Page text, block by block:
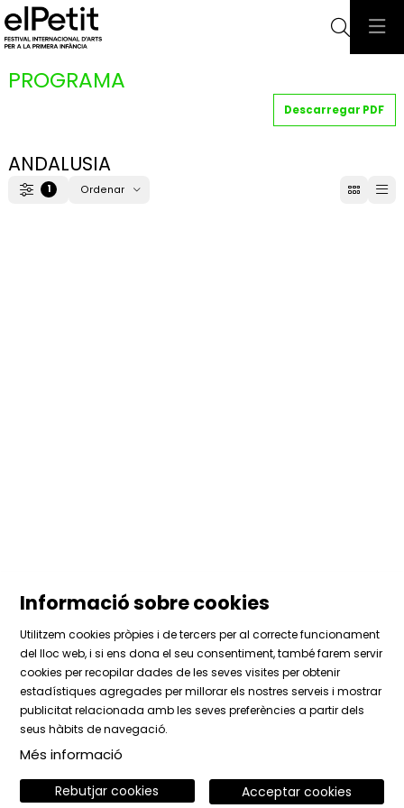
Cerca
PROGRAMA
Descarregar PDF
ANDALUSIA
Filtrar
1 Ordenar
Sitemap | Avís Legal | Ús de Cookies |
Contactar
|
Àrea privada
Link a instagram
Link a facebook
Link a vimeo
Informació sobre cookies
Utilitzem cookies pròpies i de tercers per al correcte funcionament
del lloc web, i si ens dona el seu consentiment, també farem servir
cookies per recopilar dades de les seves visites per obtenir
estadístiques agregades per millorar els nostres serveis i mostrar
publicitat relacionada amb les seves preferències a partir dels
seus hàbits de navegació.
Més informació
Acceptar cookies
Rebutjar cookies